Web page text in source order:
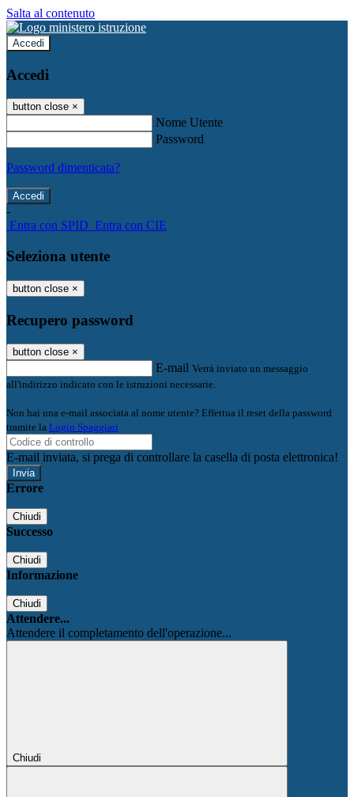
Salta al contenuto
Accedi
Accedi
button close ×
Nome Utente
Password
Password dimenticata?
-
Entra con SPID Entra con CIE
Seleziona utente
button close ×
Recupero password
button close ×
E-mail Verrà inviato un messaggio
all'indirizzo indicato con le istruzioni necessarie.
Non hai una e-mail associata al nome utente? Effettua il reset della password
tramite la Login Spaggiari
E-mail inviata, si prega di controllare la casella di posta elettronica!
Errore
Chiudi
Successo
Chiudi
Informazione
Chiudi
Attendere...
Attendere il completamento dell'operazione...
Chiudi